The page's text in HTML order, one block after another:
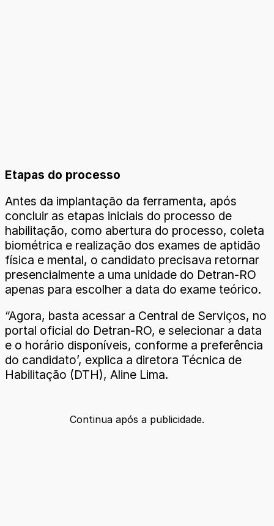
Etapas do processo
Antes da implantação da ferramenta, após
concluir as etapas iniciais do processo de
habilitação, como abertura do processo, coleta
biométrica e realização dos exames de aptidão
física e mental, o candidato precisava retornar
presencialmente a uma unidade do Detran-RO
apenas para escolher a data do exame teórico.
“Agora, basta acessar a Central de Serviços, no
portal oficial do Detran-RO, e selecionar a data
e o horário disponíveis, conforme a preferência
do candidato’, explica a diretora Técnica de
Habilitação (DTH), Aline Lima.
Continua após a publicidade.